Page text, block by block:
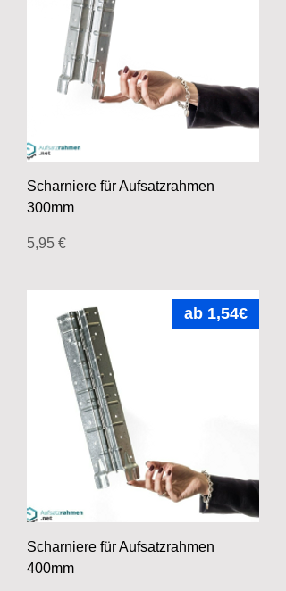
Scharniere für Aufsatzrahmen
300mm
Preis
5,95 €
ab 1,54€
Scharniere für Aufsatzrahmen
400mm